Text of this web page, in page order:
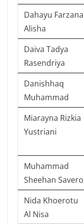
Dahayu Farzana
Alisha
Daiva Tadya
Rasendriya
Danishhaq
Muhammad
Miarayna Rizkia
Yustriani
Muhammad
Sheehan Savero
Nida Khoerotu
Al Nisa